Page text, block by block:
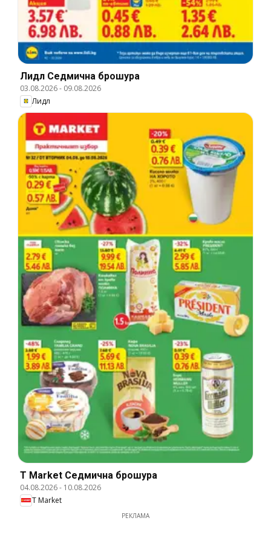
Лидл Cедмична брошура
03.08.2026- 09.08.2026
Лидл
T Market Cедмична брошура
04.08.2026- 10.08.2026
T Market
РЕКЛАМА